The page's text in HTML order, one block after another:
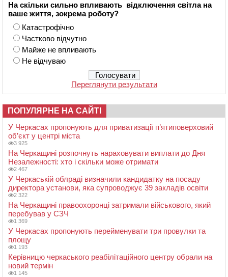
На скільки сильно впливають відключення світла на
ваше життя, зокрема роботу?
Катастрофічно
Частково відчутно
Майже не впливають
Не відчуваю
Переглянути результати
ПОПУЛЯРНЕ НА САЙТІ
У Черкасах пропонують для приватизації п’ятиповерховий
об’єкт у центрі міста
3 925
На Черкащині розпочнуть нараховувати виплати до Дня
Незалежності: хто і скільки може отримати
2 467
У Черкаській облраді визначили кандидатку на посаду
директора установи, яка супроводжує 39 закладів освіти
2 322
На Черкащині правоохоронці затримали військового, який
перебував у СЗЧ
1 369
У Черкасах пропонують перейменувати три провулки та
площу
1 193
Керівницю черкаського реабілітаційного центру обрали на
новий термін
1 145